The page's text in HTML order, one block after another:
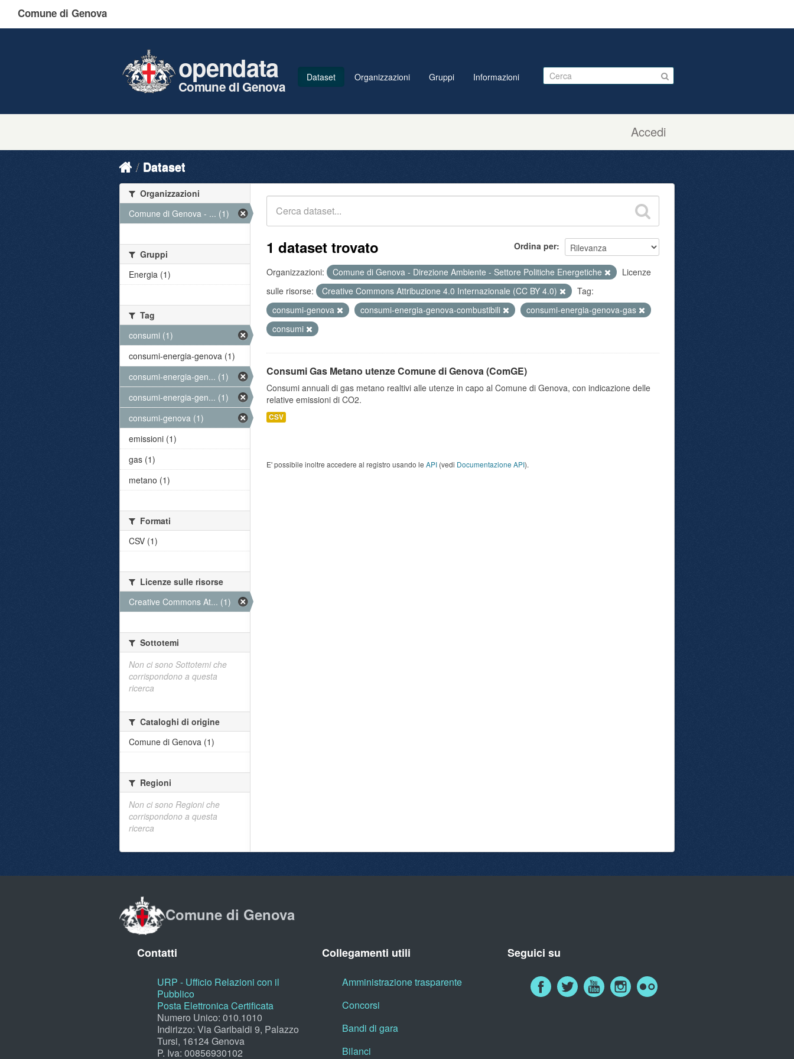
Comune di Genova
Accedi
opendata
Comune di Genova
Dataset Organizzazioni Gruppi Informazioni
Dataset
Ordina per
1 dataset trovato
Organizzazioni: Comune di Genova - Direzione Ambiente - Settore Politiche Energetiche
Licenze
sulle risorse:
Creative Commons Attribuzione 4.0 Internazionale (CC BY 4.0)
Tag:
consumi-genova
consumi-energia-genova-combustibili
consumi-energia-genova-gas
consumi
Consumi Gas Metano utenze Comune di Genova (ComGE)
Consumi annuali di gas metano realtivi alle utenze in capo al Comune di Genova, con indicazione delle
relative emissioni di CO2.
CSV
E' possibile inoltre accedere al registro usando le API (vedi Documentazione API).
Organizzazioni
Comune di Genova - ... (1)
Gruppi
Energia (1)
Tag
consumi (1)
consumi-energia-genova (1)
consumi-energia-gen... (1)
consumi-energia-gen... (1)
consumi-genova (1)
emissioni (1)
gas (1)
metano (1)
Formati
CSV (1)
Licenze sulle risorse
Creative Commons At... (1)
Sottotemi
Non ci sono Sottotemi che
corrispondono a questa
ricerca
Cataloghi di origine
Comune di Genova (1)
Regioni
Non ci sono Regioni che
corrispondono a questa
ricerca
Comune di Genova
Contatti
URP - Ufficio Relazioni con il
Pubblico
Posta Elettronica Certificata
Numero Unico: 010.1010
Indirizzo: Via Garibaldi 9, Palazzo
Tursi, 16124 Genova
P. Iva: 00856930102
Collegamenti utili
Amministrazione trasparente
Concorsi
Bandi di gara
Bilanci
Seguici su